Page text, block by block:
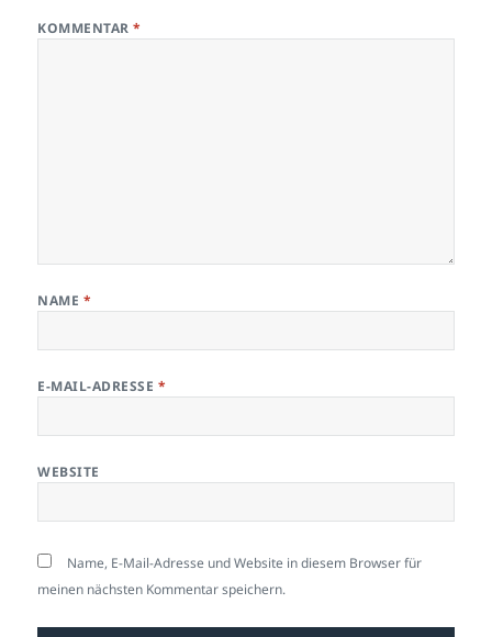
KOMMENTAR*
NAME *
E-MAIL-ADRESSE *
WEBSITE
Name, E-Mail-Adresse und Website in diesem Browser für
meinen nächsten Kommentar speichern.